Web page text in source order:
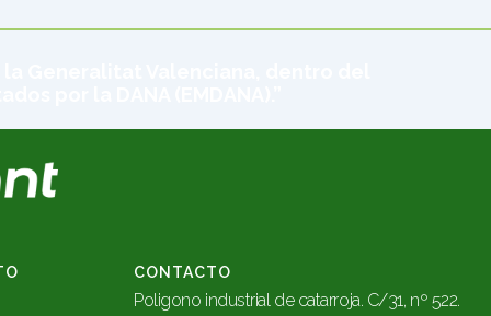
CONTACTO
Poligono industrial de catarroja. C/31, nº 522.